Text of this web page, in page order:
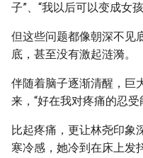
子”、“我以后可以变成女孩
但这些问题都像朝深不见
底，甚至没有激起涟漪。
伴随着脑子逐渐清醒，巨
来，“好在我对疼痛的忍受
比起疼痛，更让林尧印象
寒冷感，她冷到在床上发